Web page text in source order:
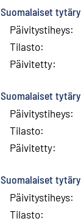
Suomalaiset
Päivitystiheys:
Tilasto:
Päivitetty:
Suomalaiset
Päivitystiheys:
Tilasto:
Päivitetty:
Suomalaiset
Päivitystiheys:
Tilasto: